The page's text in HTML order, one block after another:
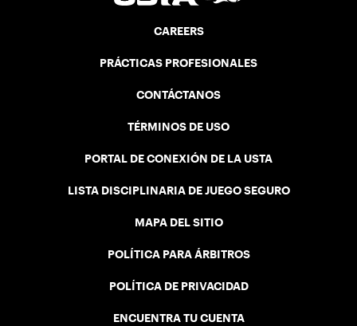
CAREERS
PRÁCTICAS PROFESIONALES
CONTÁCTANOS
TÉRMINOS DE USO
PORTAL DE CONEXIÓN DE LA USTA
LISTA DISCIPLINARIA DE JUEGO SEGURO
MAPA DEL SITIO
POLÍTICA PARA ÁRBITROS
POLÍTICA DE PRIVACIDAD
ENCUENTRA TU CUENTA